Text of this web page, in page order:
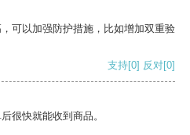
可以加强防护措施，比如增加双重验
支持[0] 反对[0]
很快就能收到商品。